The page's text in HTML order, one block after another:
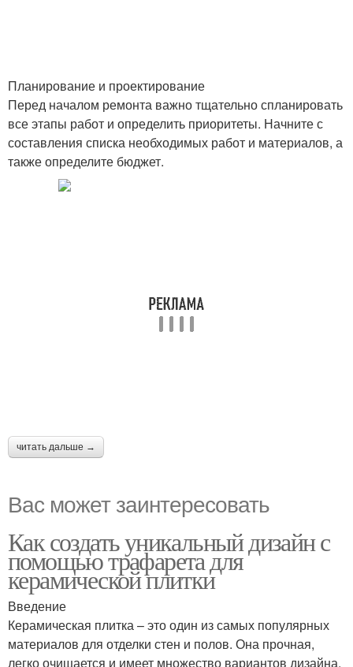
Планирование и проектирование
Перед началом ремонта важно тщательно спланировать
все этапы работ и определить приоритеты. Начните с
составления списка необходимых работ и материалов, а
также определите бюджет.
читать дальше →
Вас может заинтересовать
Как создать уникальный дизайн с
помощью трафарета для
керамической плитки
Введение
Керамическая плитка – это один из самых популярных
материалов для отделки стен и полов. Она прочная,
легко очищается и имеет множество вариантов дизайна.